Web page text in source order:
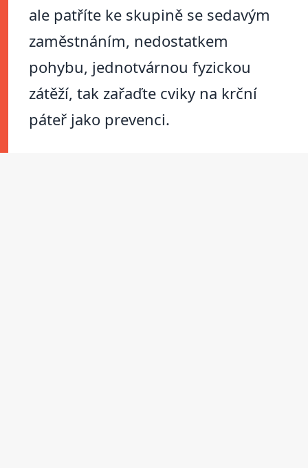
ale patříte ke skupině se sedavým
zaměstnáním, nedostatkem
pohybu, jednotvárnou fyzickou
zátěží, tak zařaďte cviky na krční
páteř jako prevenci.